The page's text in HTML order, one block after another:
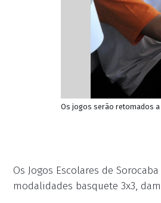
Os jogos serão retomados
Os Jogos Escolares de
modalidades basquete 3x3,